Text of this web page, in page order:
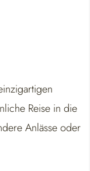
Reise in die
Anlässe oder